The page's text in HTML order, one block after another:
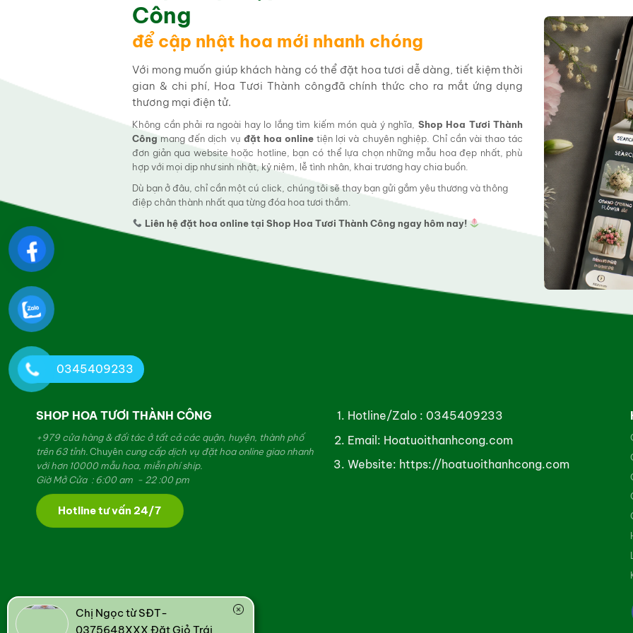
Công
để cập nhật hoa mới nhanh chóng
Với mong muốn giúp khách hàng có thể đặt hoa tươi dễ dàng, tiết kiệm thời
gian & chi phí, Hoa Tươi Thành côngđã chính thức cho ra mắt ứng dụng
thương mại điện tử.
Không cần phải ra ngoài hay lo lắng tìm kiếm món quà ý nghĩa, Shop Hoa Tươi Thành
Công mang đến dịch vụ đặt hoa onlinetiện lợi và chuyên nghiệp. Chỉ cần vài thao tác
đơn giản qua website hoặc hotline, bạn có thể lựa chọn những mẫu hoa đẹp nhất, phù
hợp với mọi dịp như sinh nhật, kỷ niệm, lễ tình nhân, khai trương hay chia buồn.
Dù bạn ở đâu, chỉ cần một cú click, chúng tôi sẽ thay bạn gửi gắm yêu thương và thông
điệp chân thành nhất qua từng đóa hoa tươi thắm.
Liên hệ đặt hoa online tại Shop Hoa Tươi Thành Công ngay hôm nay!
SHOP HOA TƯƠI THÀNH CÔNG
+979 cửa hàng & đối tác ở tất cả các quận, huyện, thành phố
trên 63 tỉnh. Chuyêncung cấp dịch vụ đặt hoa online giao nhanh
với hơn 10000 mẫu hoa, miễn phí ship.
Giờ Mở Cửa : 6:00 am - 22 :00 pm
Hotline tư vấn 24/7
Hotline/Zalo : 0345409233
Email: Hoatuoithanhcong.com
Website: https://hoatuoithanhcong.com
Chị Ngọc từ SĐT-
0375648XXX Đặt Giỏ Trái
0345409233